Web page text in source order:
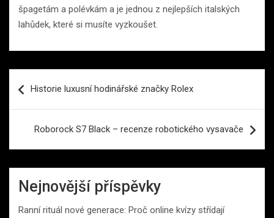
špagetám a polévkám a je jednou z nejlepších italských
lahůdek, které si musíte vyzkoušet.
proHistorie luxusní hodinářské značky Rolex
Roborock S7 Black – recenze robotického vysavače
Nejnovější příspěvky
Ranní rituál nové generace: Proč online kvízy střídají